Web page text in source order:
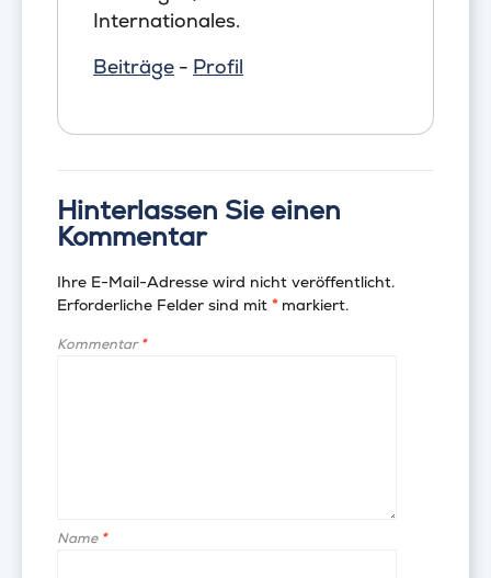
Internationales.
Beiträge - Profil
Hinterlassen Sie einen
Kommentar
Ihre E-Mail-Adresse wird nicht veröffentlicht.
Erforderliche Felder sind mit *markiert.
Kommentar*
Name *